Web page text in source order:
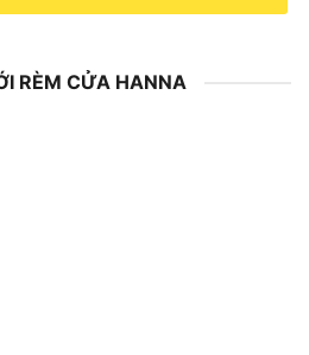
RÈM CỬA HANNA